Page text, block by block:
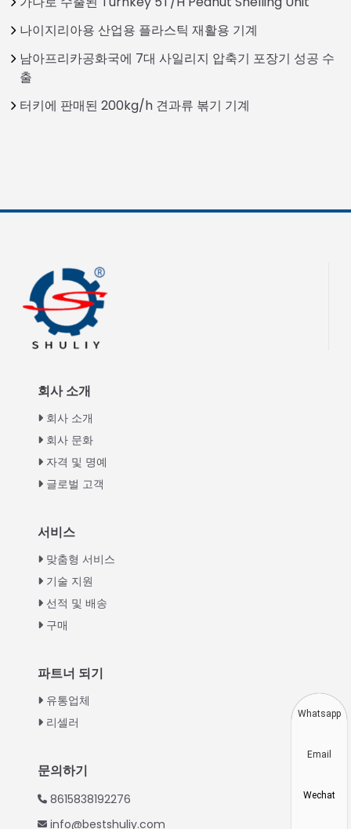
나이지리아용 산업용 플라스틱 재활용 기계
남아프리카공화국에 7대 사일리지 압축기 포장기 성공 수
출
터키에 판매된 200kg/h 견과류 볶기 기계
회사 소개
회사 소개
회사 문화
자격 및 명예
글로벌 고객
서비스
맞춤형 서비스
기술 지원
선적 및 배송
구매
파트너 되기
유통업체
리셀러
문의하기
8615838192276
info@bestshuliy.com
Vietnamese
Whatsapp
Email
Wechat